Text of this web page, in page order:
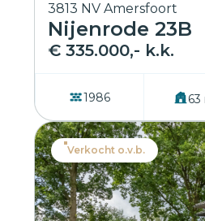
3813 NV Amersfoort
Nijenrode 23B
€ 335.000,- k.k.
1986
Verkocht o.v.b.